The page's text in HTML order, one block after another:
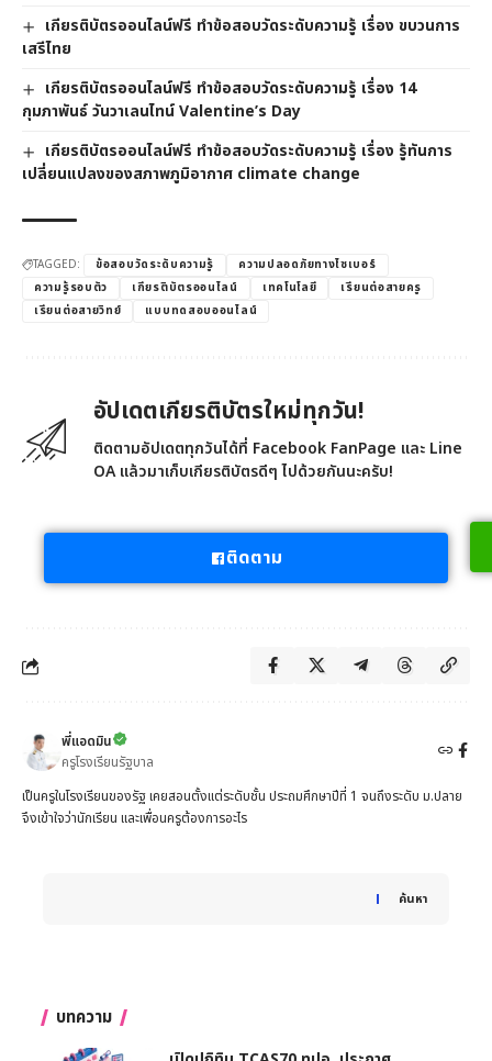
เกียรติบัตรออนไลน์ฟรี ทำข้อสอบวัดระดับความรู้ เรื่อง ขบวนการ
เสรีไทย
เกียรติบัตรออนไลน์ฟรี ทำข้อสอบวัดระดับความรู้ เรื่อง 14
กุมภาพันธ์ วันวาเลนไทน์ Valentine’s Day
เกียรติบัตรออนไลน์ฟรี ทำข้อสอบวัดระดับความรู้ เรื่อง รู้ทันการ
เปลี่ยนแปลงของสภาพภูมิอากาศ climate change
TAGGED: ข้อสอบวัดระดับความรู้
ความปลอดภัยทางไซเบอร์
ความรู้รอบตัว
เกียรติบัตรออนไลน์ เทคโนโลยี
เรียนต่อสายครู
เรียนต่อสายวิทย์
แบบทดสอบออนไลน์
อัปเดตเกียรติบัตรใหม่ทุกวัน!
ติดตามอัปเดตทุกวันได้ที่ Facebook FanPage และ Line
OA แล้วมาเก็บเกียรติบัตรดีๆ ไปด้วยกันนะครับ!
ติดตาม
พี่แอดมิน
ครูโรงเรียนรัฐบาล
เป็นครูในโรงเรียนของรัฐ เคยสอนตั้งแต่ระดับชั้น ประถมศึกษาปีที่ 1 จนถึงระดับ ม.ปลาย
จึงเข้าใจว่านักเรียน และเพื่อนครูต้องการอะไร
ค้นหา
When autocomplete results are available use up and
บทความ